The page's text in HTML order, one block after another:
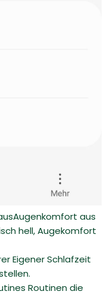
aus
hell, Augekomfort
Eigener Schlafzeit
Routinen die